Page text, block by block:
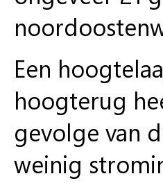
Een
hoogterug
gevolge van
weinig